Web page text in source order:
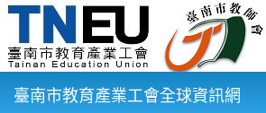
臺南市教育產業工會全球資訊網